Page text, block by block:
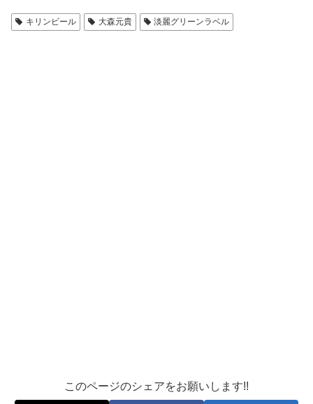
キリンビール 大森元貴 淡麗グリーンラベル
このページのシェアをお願いします!!